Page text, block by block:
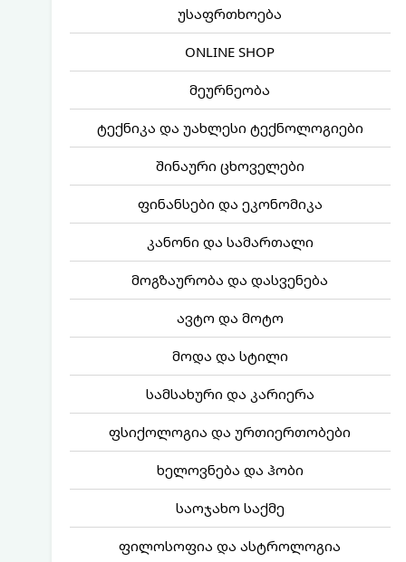
უსაფრთხოება
ONLINE SHOP
მეურნეობა
ტექნიკა და უახლესი ტექნოლოგიები
შინაური ცხოველები
ფინანსები და ეკონომიკა
კანონი და სამართალი
მოგზაურობა და დასვენება
ავტო და მოტო
მოდა და სტილი
სამსახური და კარიერა
ფსიქოლოგია და ურთიერთობები
ხელოვნება და ჰობი
საოჯახო საქმე
ფილოსოფია და ასტროლოგია